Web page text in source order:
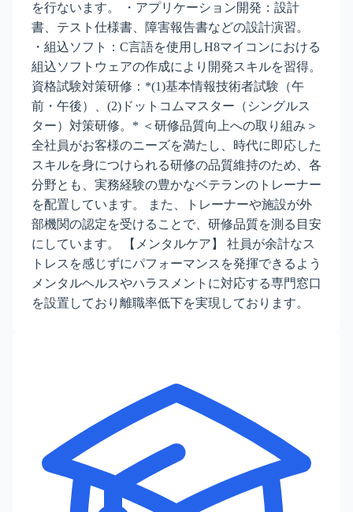
を行ないます。 ・アプリケーション開発：設計
書、テスト仕様書、障害報告書などの設計演習。
・組込ソフト：C言語を使用しH8マイコンにおける
組込ソフトウェアの作成により開発スキルを習得。
資格試験対策研修：*(1)基本情報技術者試験（午
前・午後）、(2)ドットコムマスター（シングルス
ター）対策研修。* ＜研修品質向上への取り組み＞
全社員がお客様のニーズを満たし、時代に即応した
スキルを身につけられる研修の品質維持のため、各
分野とも、実務経験の豊かなベテランのトレーナー
を配置しています。 また、トレーナーや施設が外
部機関の認定を受けることで、研修品質を測る目安
にしています。 【メンタルケア】 社員が余計なス
トレスを感じずにパフォーマンスを発揮できるよう
メンタルヘルスやハラスメントに対応する専門窓口
を設置しており離職率低下を実現しております。